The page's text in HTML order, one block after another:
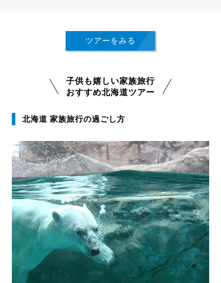
ツアーをみる
子供も嬉しい家族旅行
おすすめ北海道ツアー
北海道 家族旅行の過ごし方